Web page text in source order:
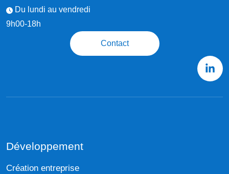
Du lundi au vendredi
9h00-18h
Contact
Développement
Création entreprise